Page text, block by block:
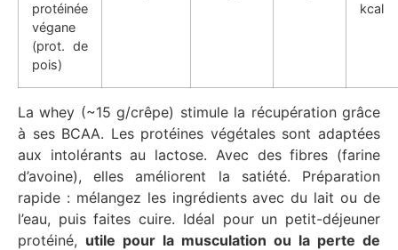
protéinée
végane
(prot. de
pois)
kcal
La whey (~15 g/crêpe) stimule la récupération grâce
à ses BCAA. Les protéines végétales sont adaptées
aux intolérants au lactose. Avec des fibres (farine
d’avoine), elles améliorent la satiété. Préparation
rapide : mélangez les ingrédients avec du lait ou de
l’eau, puis faites cuire. Idéal pour un petit-déjeuner
protéiné, utile pour la musculation ou la perte de